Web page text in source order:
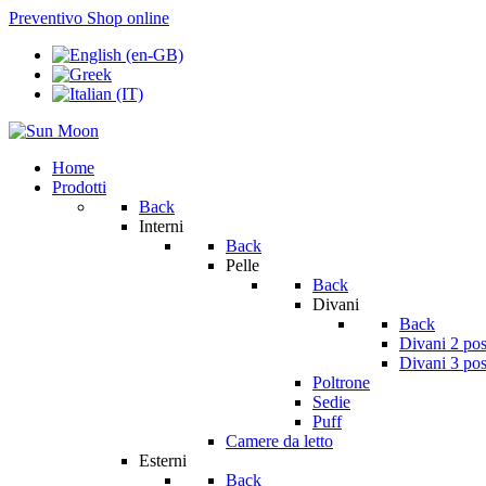
Preventivo Shop online
Home
Prodotti
Back
Interni
Back
Pelle
Back
Divani
Back
Divani 2
Divani 3
Poltrone
Sedie
Puff
Camere da letto
Esterni
Back